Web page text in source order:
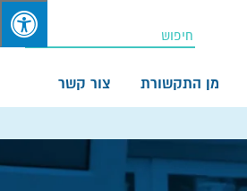
מן התקשורת צור קשר